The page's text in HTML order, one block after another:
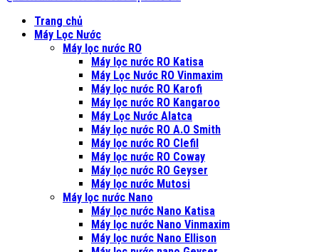
Trang chủ
Máy Lọc Nước
Máy lọc nước RO
Máy lọc nước RO Katisa
Máy Lọc Nước RO Vinmaxim
Máy lọc nước RO Karofi
Máy lọc nước RO Kangaroo
Máy Lọc Nước Alatca
Máy lọc nước RO A.O Smith
Máy lọc nước RO Clefil
Máy lọc nước RO Coway
Máy lọc nước RO Geyser
Máy lọc nước Mutosi
Máy lọc nước Nano
Máy lọc nước Nano Katisa
Máy lọc nước Nano Vinmaxim
Máy lọc nước Nano Ellison